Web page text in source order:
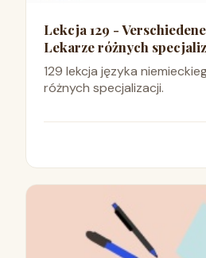
Lekcja 129 -
Lekarze różnych
129 lekcja języka
różnych specjalizacji.